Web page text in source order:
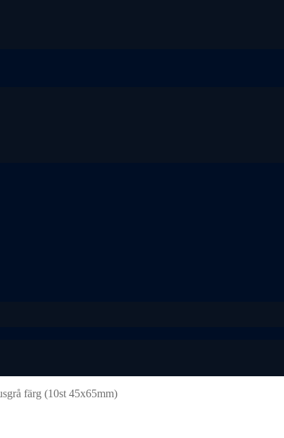
färg (10st 45x65mm)